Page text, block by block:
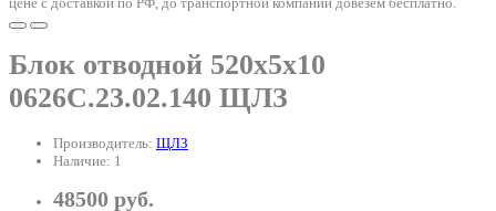
Блок отводной 520х5х10
0626С.23.02.140 ЩЛЗ
Производитель: ЩЛЗ
Наличие: 1
48500 руб.